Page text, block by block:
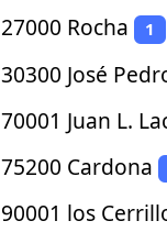
27000 Rocha 1
30300 José
70001 Juan L.
75200 Cardona
90001 los